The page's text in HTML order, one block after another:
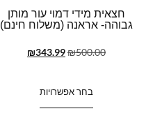
חצאית מידי דמוי עור מותן
גבוהה- אראנה (משלוח חינם)
₪500.00
₪343.99
בחר אפשרויות